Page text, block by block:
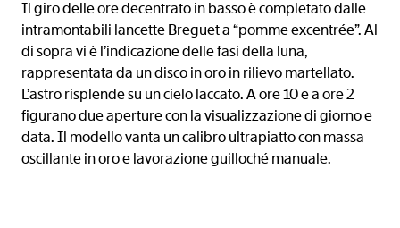
Il giro delle ore decentrato in basso è completato dalle
intramontabili lancette Breguet a “pomme excentrée”. Al
di sopra vi è l’indicazione delle fasi della luna,
rappresentata da un disco in oro in rilievo martellato.
L’astro risplende su un cielo laccato. A ore 10 e a ore 2
figurano due aperture con la visualizzazione di giorno e
data. Il modello vanta un calibro ultrapiatto con massa
oscillante in oro e lavorazione guilloché manuale.